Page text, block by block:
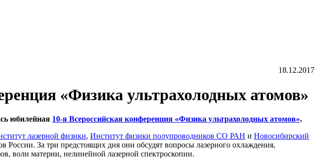
18.12.2017
«Физика ультрахолодных атомов»
юбилейная 10-я Всероссийская конференция «Физика ультрахолодных атомов».
лазерной физики, Институт физики полупроводников СО РАН и Новосибирский
России. За три предстоящих дня они обсудят вопросы лазерного охлаждения,
волн материи, нелинейной лазерной спектроскопии.